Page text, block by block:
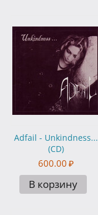
Adfail - Unkindness...
(CD)
600.00 ₽
В корзину